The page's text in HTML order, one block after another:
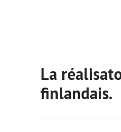
La
finlandais.